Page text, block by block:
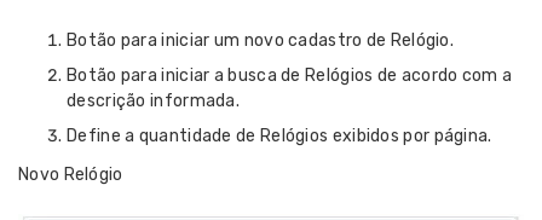
Botão para iniciar um novo cadastro de Relógio.
Botão para iniciar a busca de Relógios de acordo com a
descrição informada.
Define a quantidade de Relógios exibidos por página.
Novo Relógio